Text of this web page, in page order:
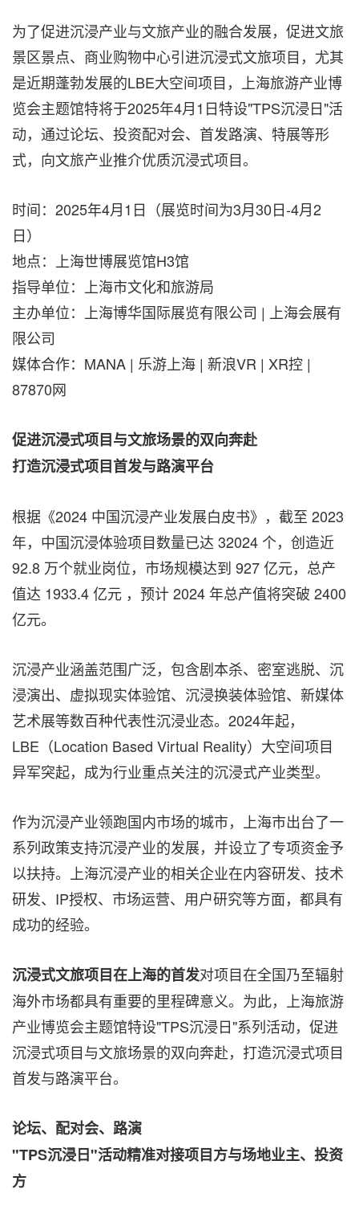
为了促进沉浸产业与文旅产业的融合发展，促进文旅
景区景点、商业购物中心引进沉浸式文旅项目，尤其
是近期蓬勃发展的LBE大空间项目，上海旅游产业博
览会主题馆特将于2025年4月1日特设"TPS沉浸日"活
动，通过论坛、投资配对会、首发路演、特展等形
式，向文旅产业推介优质沉浸式项目。
时间：2025年4月1日（展览时间为3月30日-4月2
日）
地点：上海世博展览馆H3馆
指导单位：上海市文化和旅游局
主办单位：上海博华国际展览有限公司 | 上海会展有
限公司
媒体合作：MANA | 乐游上海 | 新浪VR | XR控 |
87870网
促进沉浸式项目与文旅场景的双向奔赴
打造沉浸式项目首发与路演平台
根据《2024 中国沉浸产业发展白皮书》，截至 2023
年，中国沉浸体验项目数量已达 32024 个，创造近
92.8 万个就业岗位，市场规模达到 927 亿元，总产
值达 1933.4 亿元 ，预计 2024 年总产值将突破 2400
亿元。
沉浸产业涵盖范围广泛，包含剧本杀、密室逃脱、沉
浸演出、虚拟现实体验馆、沉浸换装体验馆、新媒体
艺术展等数百种代表性沉浸业态。2024年起，
LBE（Location Based Virtual Reality）大空间项目
异军突起，成为行业重点关注的沉浸式产业类型。
作为沉浸产业领跑国内市场的城市，上海市出台了一
系列政策支持沉浸产业的发展，并设立了专项资金予
以扶持。上海沉浸产业的相关企业在内容研发、技术
研发、IP授权、市场运营、用户研究等方面，都具有
成功的经验。
沉浸式文旅项目在上海的首发对项目在全国乃至辐射
海外市场都具有重要的里程碑意义。为此，上海旅游
产业博览会主题馆特设"TPS沉浸日"系列活动，促进
沉浸式项目与文旅场景的双向奔赴，打造沉浸式项目
首发与路演平台。
论坛、配对会、路演
"TPS沉浸日"活动精准对接项目方与场地业主、投资
方